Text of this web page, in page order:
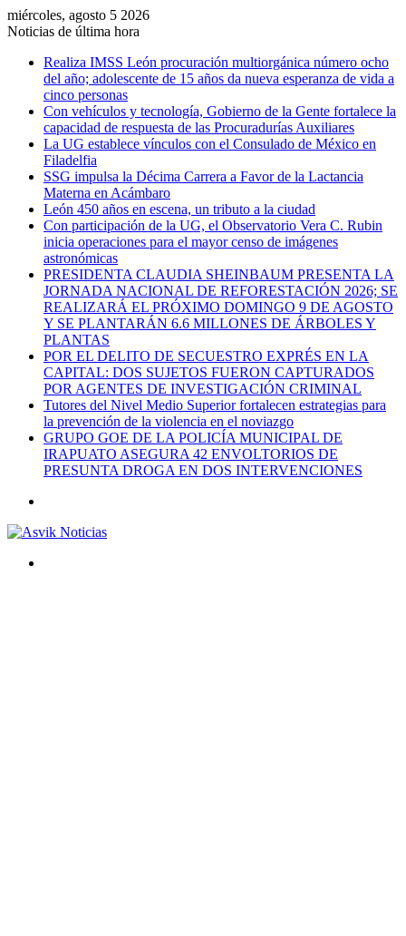
miércoles, agosto 5 2026
Noticias de última hora
Realiza IMSS León procuración multiorgánica número ocho
del año; adolescente de 15 años da nueva esperanza de vida a
cinco personas
Con vehículos y tecnología, Gobierno de la Gente fortalece la
capacidad de respuesta de las Procuradurías Auxiliares
La UG establece vínculos con el Consulado de México en
Filadelfia
SSG impulsa la Décima Carrera a Favor de la Lactancia
Materna en Acámbaro
León 450 años en escena, un tributo a la ciudad
Con participación de la UG, el Observatorio Vera C. Rubin
inicia operaciones para el mayor censo de imágenes
astronómicas
PRESIDENTA CLAUDIA SHEINBAUM PRESENTA LA
JORNADA NACIONAL DE REFORESTACIÓN 2026; SE
REALIZARÁ EL PRÓXIMO DOMINGO 9 DE AGOSTO
Y SE PLANTARÁN 6.6 MILLONES DE ÁRBOLES Y
PLANTAS
POR EL DELITO DE SECUESTRO EXPRÉS EN LA
CAPITAL: DOS SUJETOS FUERON CAPTURADOS
POR AGENTES DE INVESTIGACIÓN CRIMINAL
Tutores del Nivel Medio Superior fortalecen estrategias para
la prevención de la violencia en el noviazgo
GRUPO GOE DE LA POLICÍA MUNICIPAL DE
IRAPUATO ASEGURA 42 ENVOLTORIOS DE
PRESUNTA DROGA EN DOS INTERVENCIONES